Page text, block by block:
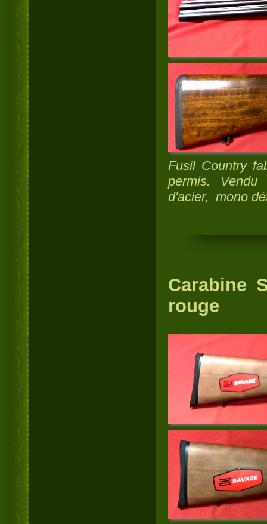
Fusil Country
permis. Vendu
d'acier, mono
Carabine
rouge